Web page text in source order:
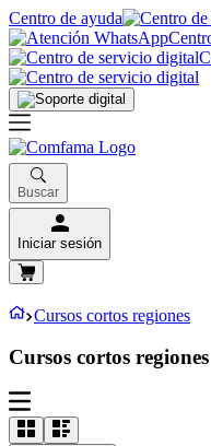
Centro de ayuda
Buscar
Iniciar sesión
Cursos cortos regiones
Cursos cortos regiones